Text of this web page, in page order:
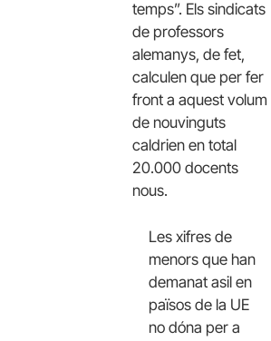
temps”. Els sindicats
de professors
alemanys, de fet,
calculen que per fer
front a aquest volum
de nouvinguts
caldrien en total
20.000 docents
nous.
Les xifres de
menors que han
demanat asil en
països de la UE
no dóna per a